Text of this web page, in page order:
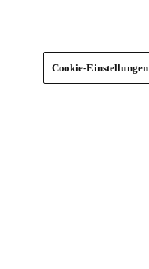
Cookie-Einstellungen